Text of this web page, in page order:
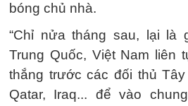
bóng chủ nhà.
“Chỉ nửa tháng sau, lại là
Trung Quốc, Việt Nam liên
thắng trước các đối thủ
Qatar, Iraq... để vào